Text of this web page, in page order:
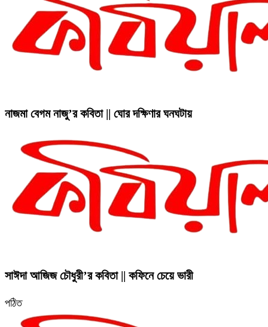
নাজমা বেগম নাজু’র কবিতা || ঘোর দক্ষিণার ঘনঘটায়
সাঈদা আজিজ চৌধুরী’র কবিতা || কফিনে চেয়ে ভারী
পঠিত